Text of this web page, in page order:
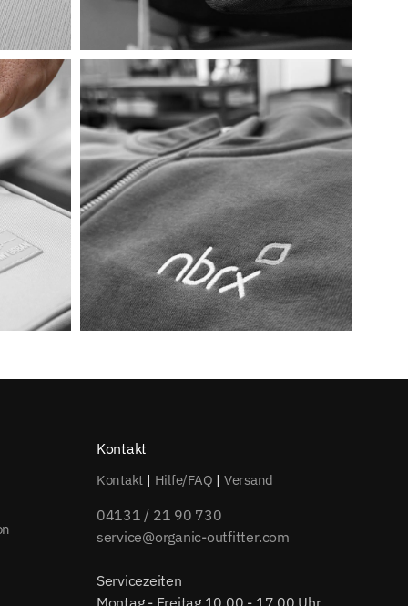
Kontakt
Kontakt | Hilfe/FAQ | Versand
04131 / 21 90 730
service@organic-outfitter.com
Servicezeiten